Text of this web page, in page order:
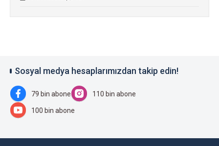
Sosyal medya hesaplarımızdan takip edin!
79 bin abone 110 bin abone
100 bin abone